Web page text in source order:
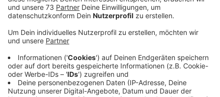
Veröffentlicht:Donnerstag, 10.08.2023 16:07
Anzeige
Rekord-Juli fürs Bocholter Bahia
Anzeige